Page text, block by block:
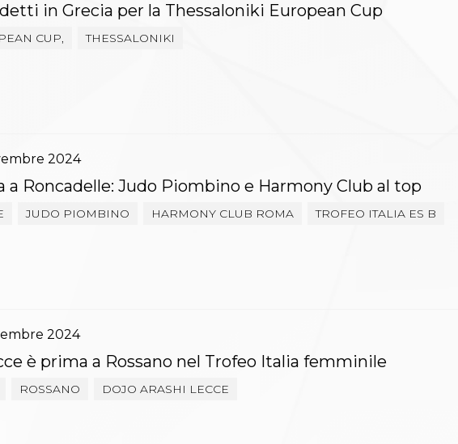
in Grecia per la Thessaloniki European Cup
CUP, THESSALONIKI
2024
a Roncadelle: Judo Piombino e Harmony Club al top
JUDO PIOMBINO HARMONY CLUB ROMA TROFEO ITALIA ES B
2024
è prima a Rossano nel Trofeo Italia femminile
ROSSANO DOJO ARASHI LECCE